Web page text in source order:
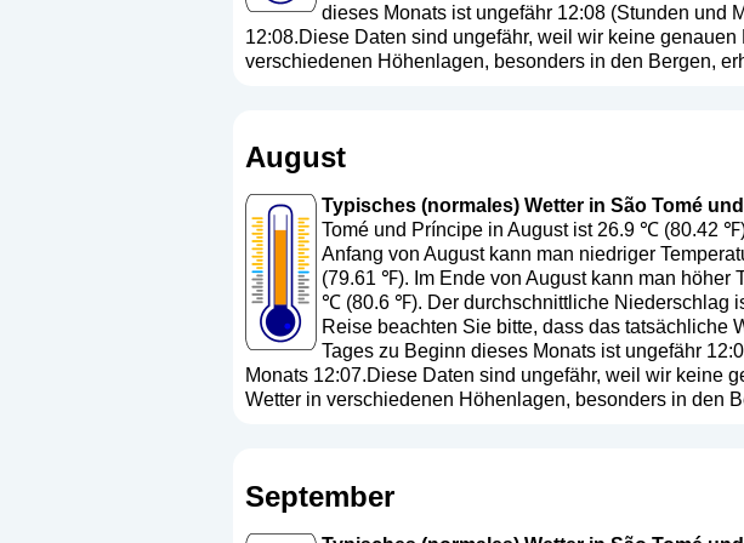
dieses Monats ist ungefähr 12:08 (Stunden und
12:08.Diese Daten sind ungefähr, weil wir keine
verschiedenen Höhenlagen, besonders in den Bergen,
August
Typisches (normales) Wetter in São Tomé
Tomé und Príncipe in August ist 26.9 ℃ (80.42
Anfang von August kann man niedriger
(79.61 ℉). Im Ende von August kann man höher
℃ (80.6 ℉). Der durchschnittliche Niederschlag
Reise beachten Sie bitte, dass das tatsächliche
Tages zu Beginn dieses Monats ist ungefähr
Monats 12:07.Diese Daten sind ungefähr, weil wir keine
Wetter in verschiedenen Höhenlagen, besonders in den
September